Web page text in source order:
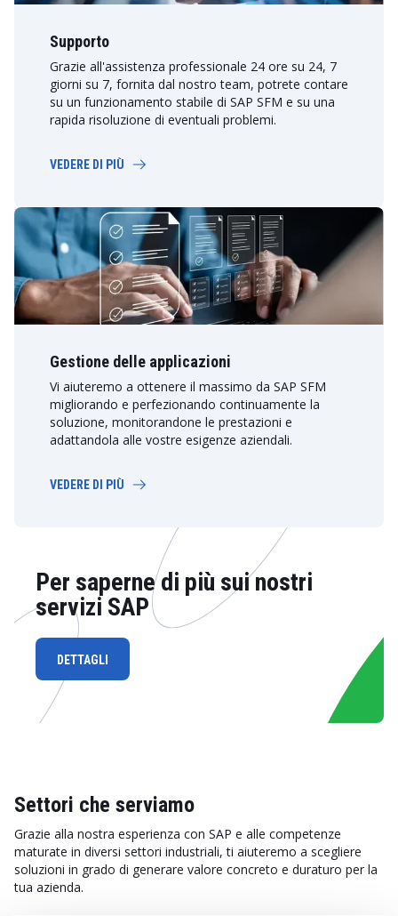
Supporto
Grazie all'assistenza professionale 24 ore su 24, 7
giorni su 7, fornita dal nostro team, potrete contare
su un funzionamento stabile di SAP SFM e su una
rapida risoluzione di eventuali problemi.
VEDERE DI PIÙ
Gestione delle applicazioni
Vi aiuteremo a ottenere il massimo da SAP SFM
migliorando e perfezionando continuamente la
soluzione, monitorandone le prestazioni e
adattandola alle vostre esigenze aziendali.
VEDERE DI PIÙ
Per saperne di più sui nostri
servizi SAP
DETTAGLI
Settori che serviamo
Grazie alla nostra esperienza con SAP e alle competenze
maturate in diversi settori industriali, ti aiuteremo a scegliere
soluzioni in grado di generare valore concreto e duraturo per la
tua azienda.